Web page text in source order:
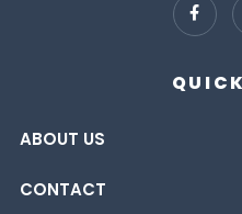
ABOUT US
CONTACT